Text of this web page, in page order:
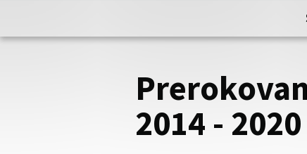
2014 - 2020